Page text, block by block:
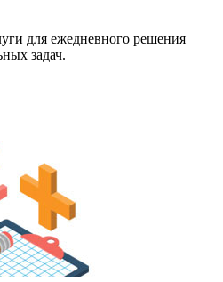
для ежедневного решения
задач.